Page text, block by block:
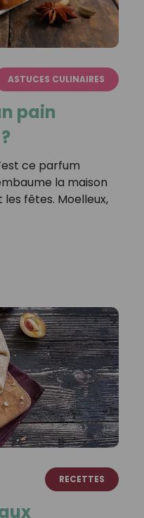
ASTUCES CULINAIRES
pain
ce parfum
la maison
fêtes. Moelleux,
RECETTES